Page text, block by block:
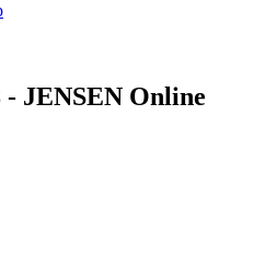
JENSEN Online